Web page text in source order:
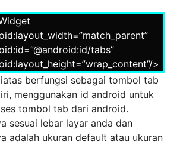
tabs”
>
berfungsi sebagai tombol tab
menggunakan id android untuk
tombol tab dari android.
sesuai lebar layar anda dan
adalah ukuran default atau ukuran